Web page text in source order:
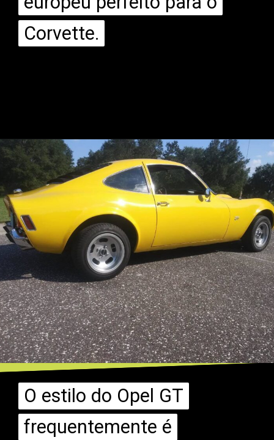
Corvette.
Corvette.
Opening https://mundofixa.com.br/opel-gt-conheca-o-pequeno-corvette-que-encantou-a-europa/
O estilo do Opel GT
frequentemente é
O estilo do Opel GT
frequentemente é